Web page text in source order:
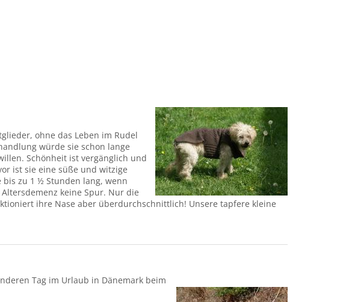
ohne das Leben im Rudel
würde sie schon lange
Schönheit ist vergänglich und
ist sie eine süße und witzige
zu 1 ½ Stunden lang, wenn
keine Spur. Nur die
ihre Nase aber überdurchschnittlich! Unsere tapfere kleine
Tag im Urlaub in Dänemark beim